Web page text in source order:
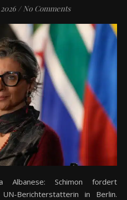
/ No Comments
Berichterstatterin in Berlin.